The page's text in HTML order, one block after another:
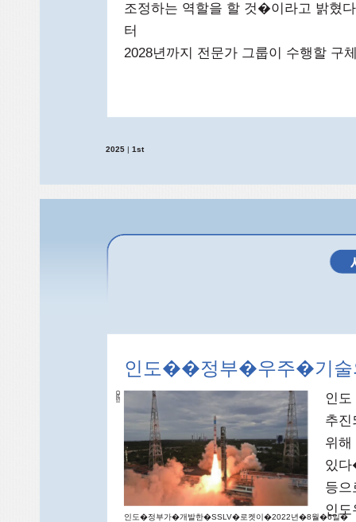
조정하는 역할을 할 것�이라고 밝혔
터
2028년까지 전문가 그룹이 수행할
2025 | 1st
인도��정부�우주�기
인
추
위
있
등
인
인도�정부가�개발한�SSLV�로켓이�2022년�8월�6일�
I
S
R
O